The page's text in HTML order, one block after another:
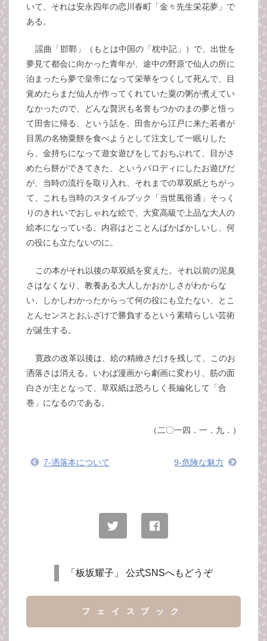
いて、それは安永四年の恋川春町「金々先生栄花夢」で
ある。
謡曲「邯鄲」（もとは中国の「枕中記」）で、出世を
夢見て都会に向かった青年が、途中の野原で仙人の所に
泊まったら夢で皇帝になって栄華をつくして死んで、目
覚めたらまだ仙人が作ってくれていた粟の粥が煮えてい
なかったので、どんな贅沢も名誉もつかのまの夢と悟っ
て田舎に帰る、という話を、田舎から江戸に来た若者が
目黒の名物粟餅を食べようとして注文して一眠りした
ら、金持ちになって遊女遊びをしておちぶれて、目がさ
めたら餅ができてきた、というパロディにしたお遊びだ
が、当時の流行を取り入れ、それまでの草双紙とちがっ
て、これも当時のスタイルブック「当世風俗通」そっく
りのきれいでおしゃれな絵で、大変高級で上品な大人の
絵本になっている。内容はとことんばかばかしいし、何
の役にも立たないのに。
この本がそれ以後の草双紙を変えた。それ以前の泥臭
さはなくなり、教養ある大人しかおかしさがわからな
い、しかしわかったからって何の役にも立たない、とこ
とんセンスとおふざけで勝負するという素晴らしい芸術
が誕生する。
寛政の改革以後は、絵の精緻さだけを残して、このお
洒落さは消える。いわば漫画から劇画に変わり、筋の面
白さが主となって、草双紙は恐ろしく長編化して「合
巻」になるのである。
（二〇一四．一．九．）
7-洒落本について 9-危険な魅力
「板坂耀子」 公式SNSへもどうぞ
フェイスブック